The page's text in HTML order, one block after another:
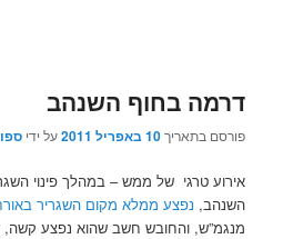
דרמה בחוף השנהב
פורסם בתאריך10 באפריל 2011 על ידי
אירוע טרגי של ממש – במהלך פינוי
השנהב, נפצע ממלא מקום השגריר
מנגמ”ש, והחובש חשב שהוא נפצע